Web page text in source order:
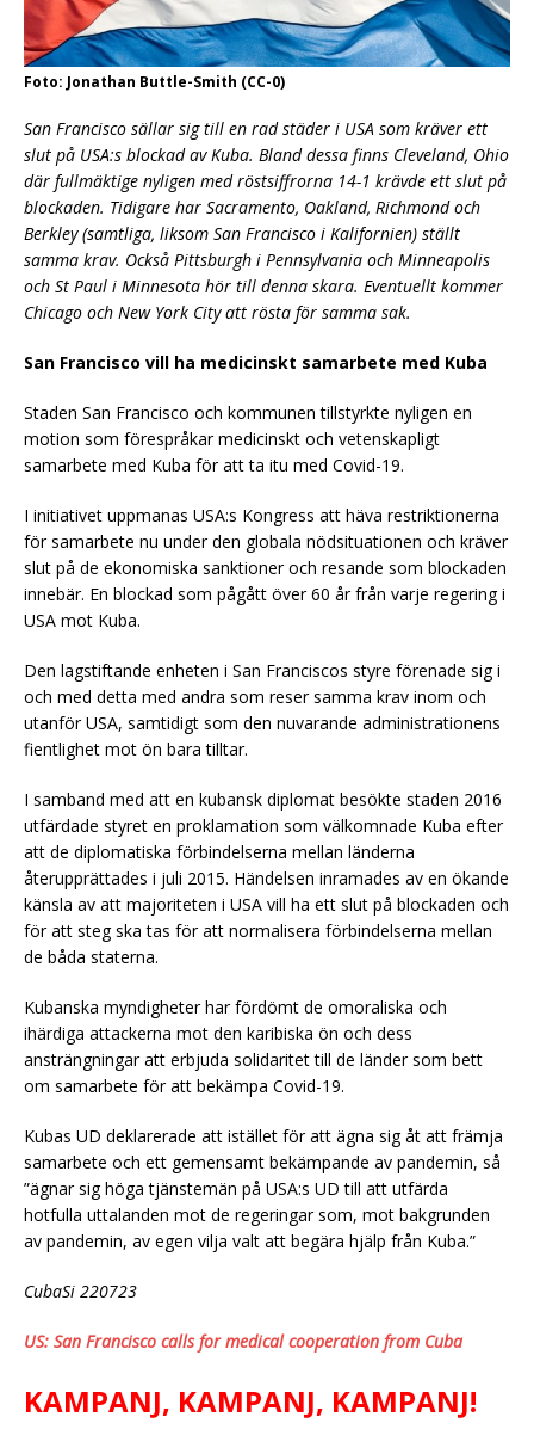
Foto: Jonathan Buttle-Smith (CC-0)
San Francisco sällar sig till en rad städer i USA som kräver ett
slut på USA:s blockad av Kuba. Bland dessa finns Cleveland, Ohio
där fullmäktige nyligen med röstsiffrorna 14-1 krävde ett slut på
blockaden. Tidigare har Sacramento, Oakland, Richmond och
Berkley (samtliga, liksom San Francisco i Kalifornien) ställt
samma krav. Också Pittsburgh i Pennsylvania och Minneapolis
och St Paul i Minnesota hör till denna skara. Eventuellt kommer
Chicago och New York City att rösta för samma sak.
San Francisco vill ha medicinskt samarbete med Kuba
Staden San Francisco och kommunen tillstyrkte nyligen en
motion som förespråkar medicinskt och vetenskapligt
samarbete med Kuba för att ta itu med Covid-19.
I initiativet uppmanas USA:s Kongress att häva restriktionerna
för samarbete nu under den globala nödsituationen och kräver
slut på de ekonomiska sanktioner och resande som blockaden
innebär. En blockad som pågått över 60 år från varje regering i
USA mot Kuba.
Den lagstiftande enheten i San Franciscos styre förenade sig i
och med detta med andra som reser samma krav inom och
utanför USA, samtidigt som den nuvarande administrationens
fientlighet mot ön bara tilltar.
I samband med att en kubansk diplomat besökte staden 2016
utfärdade styret en proklamation som välkomnade Kuba efter
att de diplomatiska förbindelserna mellan länderna
återupprättades i juli 2015. Händelsen inramades av en ökande
känsla av att majoriteten i USA vill ha ett slut på blockaden och
för att steg ska tas för att normalisera förbindelserna mellan
de båda staterna.
Kubanska myndigheter har fördömt de omoraliska och
ihärdiga attackerna mot den karibiska ön och dess
ansträngningar att erbjuda solidaritet till de länder som bett
om samarbete för att bekämpa Covid-19.
Kubas UD deklarerade att istället för att ägna sig åt att främja
samarbete och ett gemensamt bekämpande av pandemin, så
”ägnar sig höga tjänstemän på USA:s UD till att utfärda
hotfulla uttalanden mot de regeringar som, mot bakgrunden
av pandemin, av egen vilja valt att begära hjälp från Kuba.”
CubaSi 220723
US: San Francisco calls for medical cooperation from Cuba
KAMPANJ, KAMPANJ, KAMPANJ!